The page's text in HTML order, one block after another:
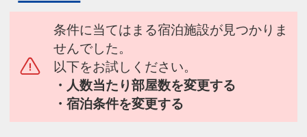
条件に当てはまる宿泊施設が見つかりま
せんでした。
以下をお試しください。
・人数当たり部屋数を変更する
・宿泊条件を変更する